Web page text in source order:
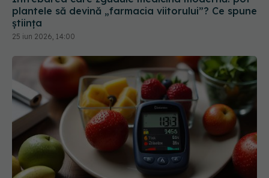
25 iun 2026, 14:00
O legumă comună ar putea reduce glicemia cu